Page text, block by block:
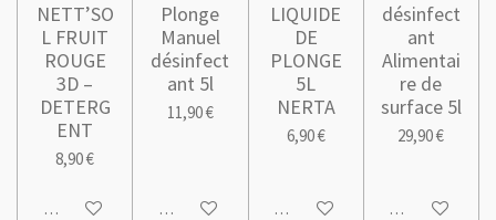
NETT’SO
L FRUIT
ROUGE
3D –
DETERG
ENT
8,90 €
Ajouter au panier
Plonge
Manuel
désinfect
ant 5l
11,90 €
Ajouter au panier
LIQUIDE
DE
PLONGE
5L
NERTA
6,90 €
Ajouter au panier
désinfect
ant
Alimentai
re de
surface 5l
29,90 €
Ajouter au